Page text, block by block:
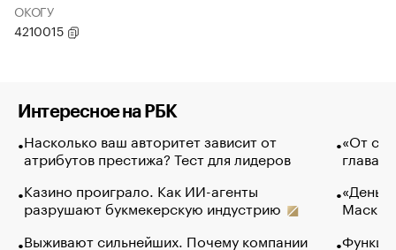
ОКОГУ
4210015
Интересное на РБК
Насколько ваш авторитет зависит от
атрибутов престижа? Тест для лидеров
Казино проиграло. Как ИИ-агенты
разрушают букмекерскую индустрию
Выживают сильнейших. Почему компании
«От
глава
Маск в